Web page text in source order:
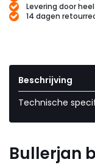
Levering door
14 dagen
Beschrijving
Technische
Bullerjan